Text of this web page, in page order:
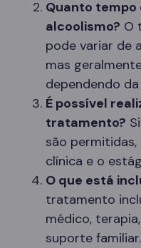
Quanto
alcoolismo? O
pode variar de
mas
dependendo
É possível
tratamento?
são
clínica e o
O que está
tratamento
médico,
suporte